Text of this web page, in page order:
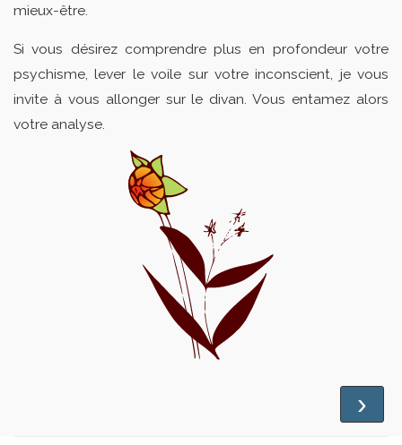
mieux-être.
Si vous désirez comprendre plus en profondeur votre
psychisme, lever le voile sur votre inconscient, je vous
invite à vous allonger sur le divan. Vous entamez alors
votre analyse.
›